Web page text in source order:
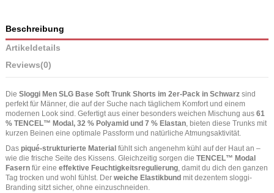
Beschreibung
Artikeldetails
Reviews(0)
Die Sloggi Men SLG Base Soft Trunk Shorts im 2er-Pack in Schwarz sind
perfekt für Männer, die auf der Suche nach täglichem Komfort und einem
modernen Look sind. Gefertigt aus einer besonders weichen Mischung aus 61
% TENCEL™ Modal, 32 % Polyamid und 7 % Elastan , bieten diese Trunks mit
kurzen Beinen eine optimale Passform und natürliche Atmungsaktivität.
Das piqué-strukturierte Material fühlt sich angenehm kühl auf der Haut an –
wie die frische Seite des Kissens. Gleichzeitig sorgen die TENCEL™ Modal
Fasern für eine effektive Feuchtigkeitsregulierung, damit du dich den ganzen
Tag trocken und wohl fühlst. Der weiche Elastikbund mit dezentem sloggi-
Branding sitzt sicher, ohne einzuschneiden.